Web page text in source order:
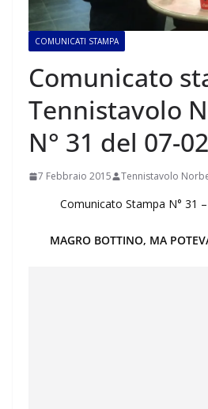
COMUNICATI STAMPA
Comunicato
Tennistavolo
N° 31 del 07-
7 Febbraio 2015 Tennistavolo
Comunicato Stampa N° 31
MAGRO BOTTINO, MA